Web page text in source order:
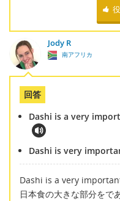
Jody R
南アフリカ
回答
Dashi is a very
Dashi is very
Dashi is a very
日本食の大きな部分をで